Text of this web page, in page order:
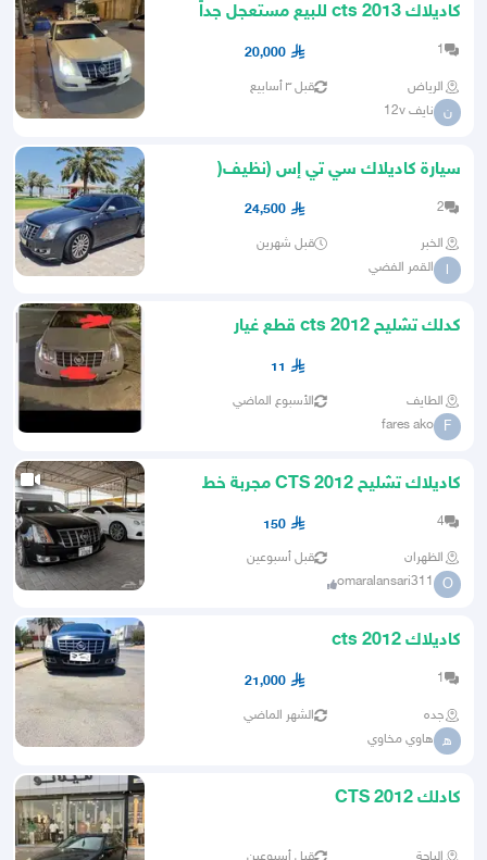
كاديلاك cts 2013 للبيع مستعجل جداً
1
20,000
الرياض قبل ٣ أسابيع
ن نايف 12v
سيارة كاديلاك سي تي إس (نظيف(
2
24,500
الخبر قبل شهرين
ا القمر الفضي
كدلك تشليح cts 2012 قطع غيار
11
الطايف الأسبوع الماضي
F
fares ako
كاديلاك تشليح CTS 2012 مجربة خط
4
150
الظهران قبل أسبوعين
O
omaralansari311
كاديلاك cts 2012
1
21,000
جده الشهر الماضي
ه هاوي مخاوي
كادلك CTS 2012
الباحة قبل أسبوعين